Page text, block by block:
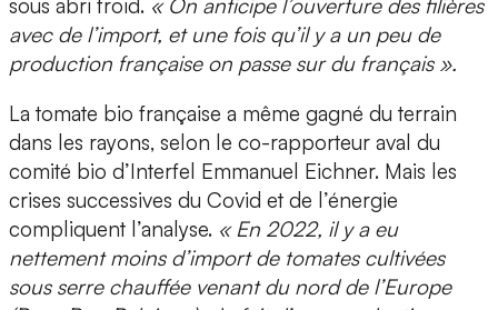
sous abri froid. « On anticipe l’ouverture des filières
avec de l’import, et une fois qu’il y a un peu de
production française on passe sur du français ».
La tomate bio française a même gagné du terrain
dans les rayons, selon le co-rapporteur aval du
comité bio d’Interfel Emmanuel Eichner. Mais les
crises successives du Covid et de l’énergie
compliquent l’analyse. « En 2022, il y a eu
nettement moins d’import de tomates cultivées
sous serre chauffée venant du nord de l’Europe